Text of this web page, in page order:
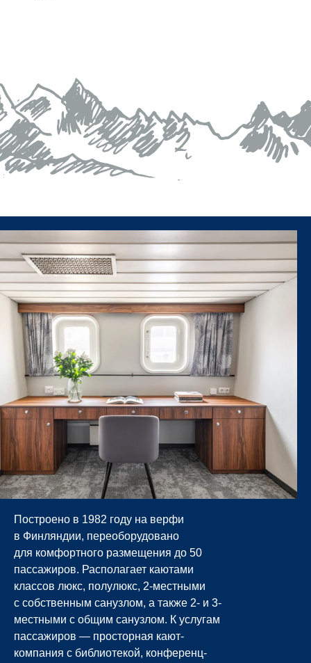
Построено в 1982 году на верфи
в Финляндии, переоборудовано
для комфортного размещения до 50
пассажиров. Располагает каютами
классов люкс, полулюкс, 2-местными
с собственным санузлом, а также 2- и 3-
местными с общим санузлом. К услугам
пассажиров — просторная кают-
компания с библиотекой, конференц-